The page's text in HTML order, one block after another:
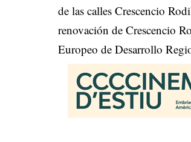
de las calles Crescencio
renovación de Crescencio
Europeo de Desarrollo